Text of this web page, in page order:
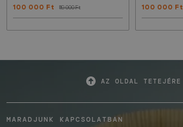
100 000 Ft 119 000 Ft 100 000 Ft
AZ OLDAL TETEJÉRE
MARADJUNK KAPCSOLATBAN